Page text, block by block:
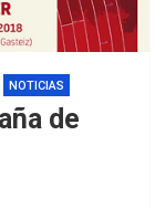
NOTICIAS
de